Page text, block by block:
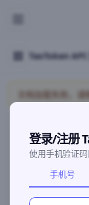
TaoToken API
文档加载失败，请
©2026 深圳灵
登录/注册
使用手机验证码
手机号